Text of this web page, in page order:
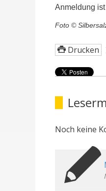
Anmeldung
Foto ©
Drucken
Noch keine